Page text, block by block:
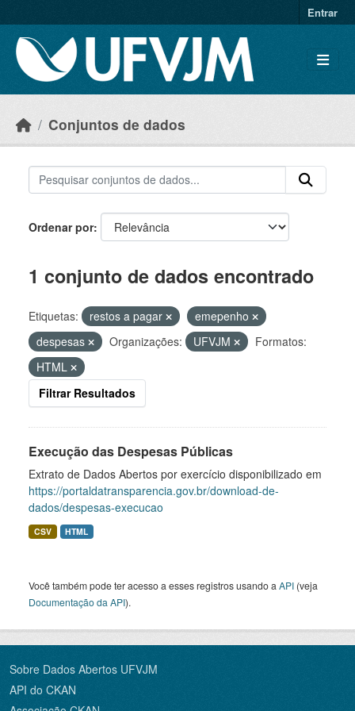
Entrar
Conjuntos de dados
Ordenar por
1 conjunto de dados encontrado
Etiquetas: restos a pagar
emepenho
despesas
Organizações: UFVJM
Formatos:
HTML
Filtrar Resultados
Execução das Despesas Públicas
Extrato de Dados Abertos por exercício disponibilizado em
https://portaldatransparencia.gov.br/download-de-
dados/despesas-execucao
CSV HTML
Você também pode ter acesso a esses registros usando a API (veja
Documentação da API).
Sobre Dados Abertos UFVJM
API do CKAN